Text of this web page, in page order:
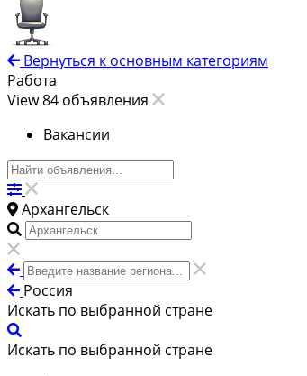
Вернуться к основным категориям
Работа
View 84 объявления
Вакансии
Архангельск
Россия
Искать по выбранной стране
Искать по выбранной стране